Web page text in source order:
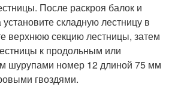
После раскроя балок и
складную лестницу в
верхнюю секцию лестницы, затем
к продольным или
шурупами номер 12 длиной 75 мм
гвоздями.